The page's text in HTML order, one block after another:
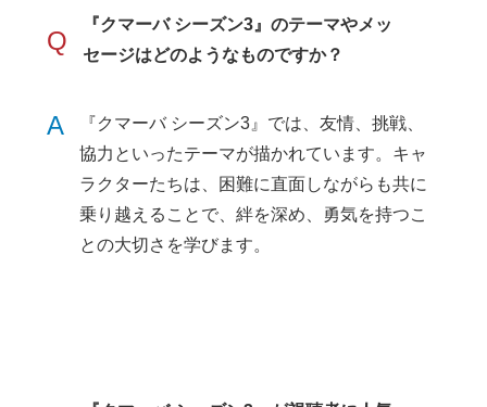
Q
『クマーバ シーズン3』のテーマやメッ
セージはどのようなものですか？
A
『クマーバ シーズン3』では、友情、挑戦、
協力といったテーマが描かれています。キャ
ラクターたちは、困難に直面しながらも共に
乗り越えることで、絆を深め、勇気を持つこ
との大切さを学びます。